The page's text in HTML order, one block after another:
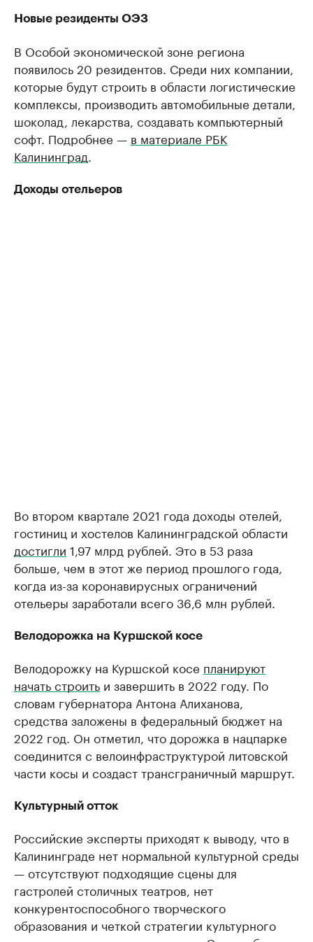
Новые резиденты ОЭЗ
В Особой экономической зоне региона
появилось 20 резидентов. Среди них компании,
которые будут строить в области логистические
комплексы, производить автомобильные детали,
шоколад, лекарства, создавать компьютерный
софт. Подробнее — в материале РБК
Калининград
Доходы отельеров
Во втором квартале 2021 года доходы отелей,
гостиниц и хостелов Калининградской области
достигли 1,97 млрд рублей. Это в 53 раза
больше, чем в этот же период прошлого года,
когда из-за коронавирусных ограничений
отельеры заработали всего 36,6 млн рублей.
Велодорожка на Куршской косе
Велодорожку на Куршской косе планируют
начать строить и завершить в 2022 году. По
словам губернатора Антона Алиханова,
средства заложены в федеральный бюджет на
2022 год. Он отметил, что дорожка в нацпарке
соединится с велоинфраструктурой литовской
части косы и создаст трансграничный маршрут.
Культурный отток
Российские эксперты приходят к выводу, что в
Калининграде нет нормальной культурной среды
— отсутствуют подходящие сцены для
гастролей столичных театров, нет
конкурентоспособного творческого
образования и четкой стратегии культурного